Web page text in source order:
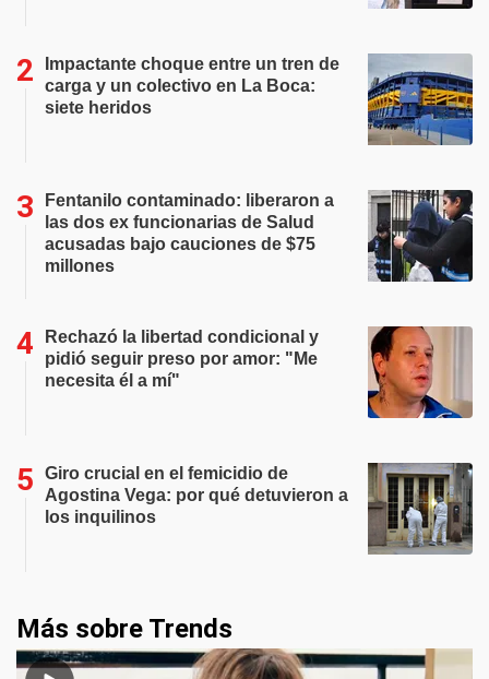
Impactante choque entre un tren de
carga y un colectivo en La Boca:
siete heridos
Fentanilo contaminado: liberaron a
las dos ex funcionarias de Salud
acusadas bajo cauciones de $75
millones
Rechazó la libertad condicional y
pidió seguir preso por amor: "Me
necesita él a mí"
Giro crucial en el femicidio de
Agostina Vega: por qué detuvieron a
los inquilinos
Más sobre Trends